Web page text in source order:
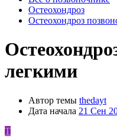
Остеохондроз
Остеохондроз
легкими
Автор темы thedayt
Дата начала 21 Сен
T